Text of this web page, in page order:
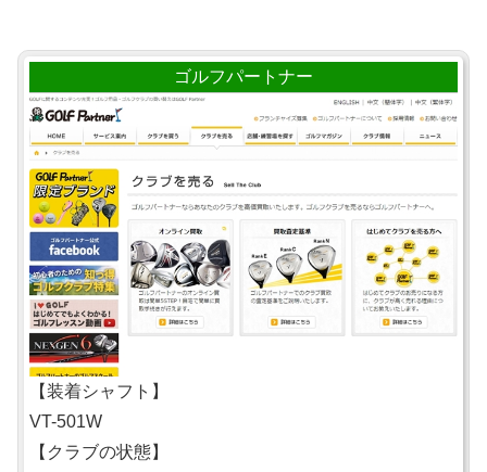
ゴルフパートナー
【装着シャフト】
VT-501W
【クラブの状態】